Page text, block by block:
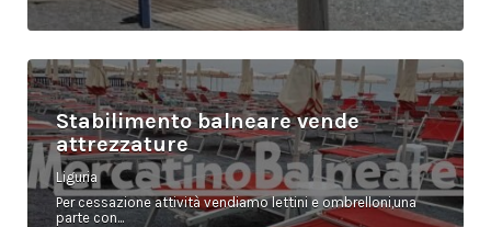
Stabilimento balneare vende
attrezzature
Liguria
Per cessazione attività vendiamo lettini e ombrelloni,una
parte con...